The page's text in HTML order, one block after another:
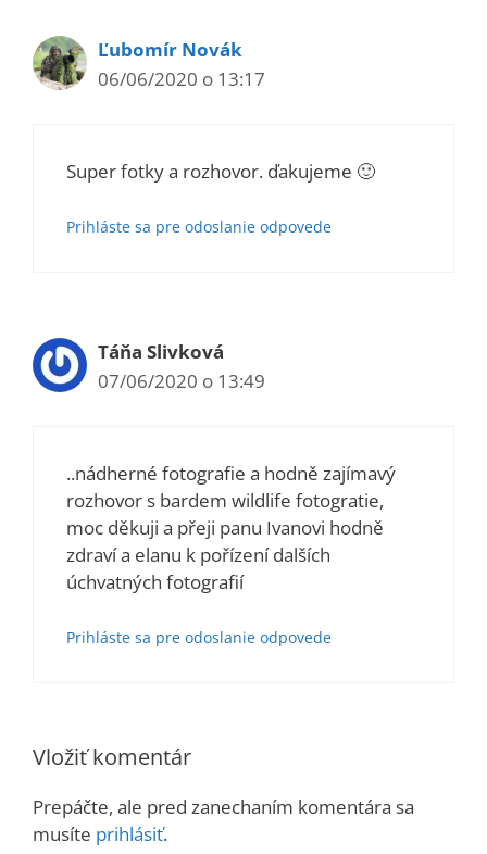
Ľubomír Novák
06/06/2020 o 13:17
Super fotky a rozhovor. ďakujeme 🙂
Prihláste sa pre odoslanie odpovede
Táňa Slivková
07/06/2020 o 13:49
..nádherné fotografie a hodně zajímavý
rozhovor s bardem wildlife fotogratie,
moc děkuji a přeji panu Ivanovi hodně
zdraví a elanu k pořízení dalších
úchvatných fotografií
Prihláste sa pre odoslanie odpovede
Vložiť komentár
Prepáčte, ale pred zanechaním komentára sa
musíte prihlásiť.